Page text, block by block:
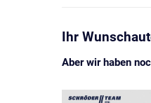
Ihr
Aber wir haben